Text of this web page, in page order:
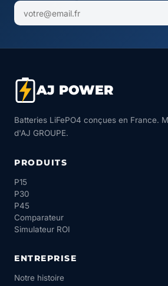
AJ POWER
Batteries LiFePO4 conçues en France.
d'AJ GROUPE.
PRODUITS
P15
P30
P45
Comparateur
Simulateur ROI
ENTREPRISE
Notre histoire